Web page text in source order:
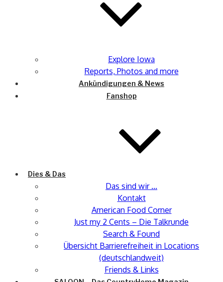
Explore Iowa
Reports, Photos and more
Ankündigungen & News
Fanshop
Dies & Das
Das sind wir …
Kontakt
American Food Corner
Just my 2 Cents – Die Talkrunde
Search & Found
Übersicht Barrierefreiheit in Locations
(deutschlandweit)
Friends & Links